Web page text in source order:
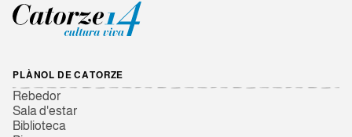
PLÀNOL DE CATORZE
Rebedor
Sala d'estar
Biblioteca